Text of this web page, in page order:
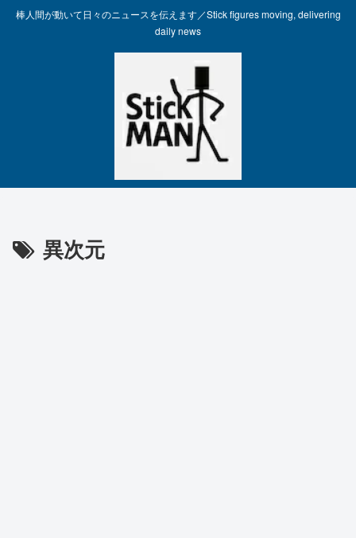
棒人間が動いて日々のニュースを伝えます／Stick figures moving, delivering
daily news
異次元